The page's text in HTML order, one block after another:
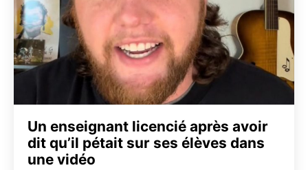
Un enseignant licencié après avoir
dit qu’il pétait sur ses élèves dans
une vidéo